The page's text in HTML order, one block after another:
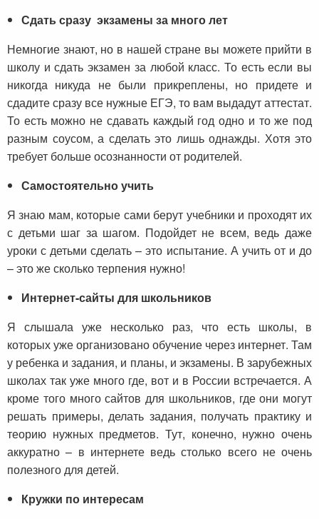
Сдать сразу экзамены за много лет
Немногие знают, но в нашей стране вы можете прийти в
школу и сдать экзамен за любой класс. То есть если вы
никогда никуда не были прикреплены, но придете и
сдадите сразу все нужные ЕГЭ, то вам выдадут аттестат.
То есть можно не сдавать каждый год одно и то же под
разным соусом, а сделать это лишь однажды. Хотя это
требует больше осознанности от родителей.
Самостоятельно учить
Я знаю мам, которые сами берут учебники и проходят их
с детьми шаг за шагом. Подойдет не всем, ведь даже
уроки с детьми сделать – это испытание. А учить от и до
– это же сколько терпения нужно!
Интернет-сайты для школьников
Я слышала уже несколько раз, что есть школы, в
которых уже организовано обучение через интернет. Там
у ребенка и задания, и планы, и экзамены. В зарубежных
школах так уже много где, вот и в России встречается. А
кроме того много сайтов для школьников, где они могут
решать примеры, делать задания, получать практику и
теорию нужных предметов. Тут, конечно, нужно очень
аккуратно – в интернете ведь столько всего не очень
полезного для детей.
Кружки по интересам